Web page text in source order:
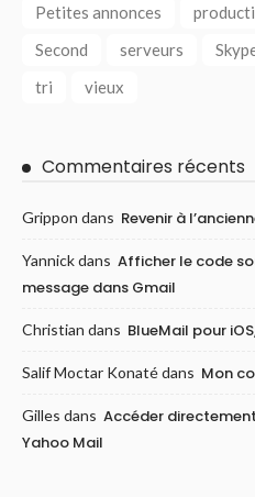
Petites annonces
Second
serveurs
tri
vieux
Commentaires récents
Grippon dans Revenir à
Yannickdans Afficher le code
message dans Gmail
Christian dans BlueMail pour
Salif Moctar Konatédans Mon
Gilles dans Accéder
Yahoo Mail